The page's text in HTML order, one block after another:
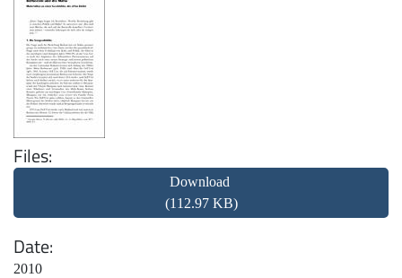
Files
Download
(112.97 KB)
Date
2010